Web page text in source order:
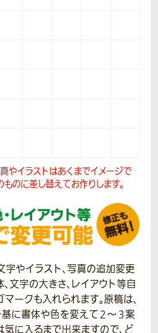
やイラストはあくまでイメージで
のに差し替えてお作りします。
字やイラスト、写真の追加変更
文字の大きさ、レイアウト等自
ークも入れられます。原稿は、
に書体や色を変えて２～３案
気に入るまで出来ますので、ど